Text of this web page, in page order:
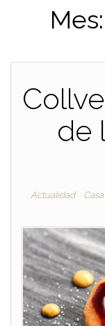
Mes:
de
Actualidad